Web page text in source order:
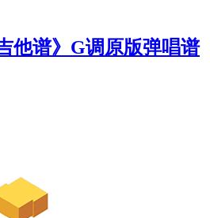
他谱》G调原版弹唱谱